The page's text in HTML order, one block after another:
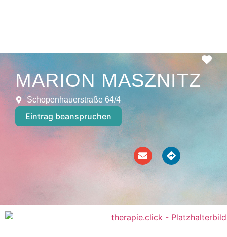
MARION MASZNITZ
Schopenhauerstraße 64/4
Eintrag beanspruchen